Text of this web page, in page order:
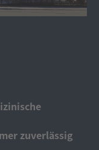
zuverlässig